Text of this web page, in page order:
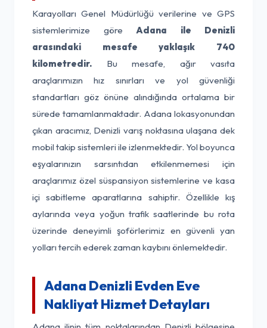
Karayolları Genel Müdürlüğü verilerine ve GPS
sistemlerimize göre Adana ile Denizli
arasındaki mesafe yaklaşık 740
kilometredir. Bu mesafe, ağır vasıta
araçlarımızın hız sınırları ve yol güvenliği
standartları göz önüne alındığında ortalama bir
sürede tamamlanmaktadır. Adana lokasyonundan
çıkan aracımız, Denizli varış noktasına ulaşana dek
mobil takip sistemleri ile izlenmektedir. Yol boyunca
eşyalarınızın sarsıntıdan etkilenmemesi için
araçlarımız özel süspansiyon sistemlerine ve kasa
içi sabitleme aparatlarına sahiptir. Özellikle kış
aylarında veya yoğun trafik saatlerinde bu rota
üzerinde deneyimli şoförlerimiz en güvenli yan
yolları tercih ederek zaman kaybını önlemektedir.
Adana Denizli Evden Eve
Nakliyat Hizmet Detayları